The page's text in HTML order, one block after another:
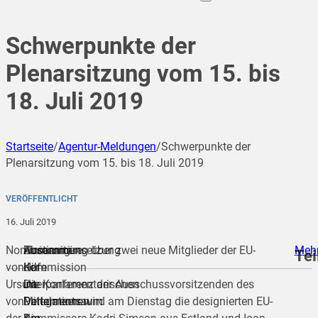
Schwerpunkte der
Plenarsitzung vom 15. bis
18. Juli 2019
Startseite/Agentur-Meldungen/Schwerpunkte der
Plenarsitzung vom 15. bis 18. Juli 2019
VERÖFFENTLICHT
16. Juli 2019
Nominierung
von
Ursula
von
Humanitäre
Hilfe
im
Mittelmeerraum
Zusammensetzung
der
interparlamentarischen
Delegationen
Abstimmung über zwei neue Mitglieder der EU-
Kommission
Die Konferenz der Ausschussvorsitzenden des
Parlaments wird am Dienstag die designierten EU-